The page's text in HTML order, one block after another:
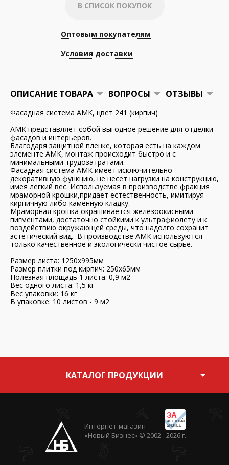
В СПИСОК ПОКУПОК
Оптовым покупателям
Условия доставки
ОПИСАНИЕ ТОВАРА ВОПРОСЫ ОТЗЫВЫ
Фасадная система АМК, цвет 241 (кирпич)
АМК представляет собой выгодное решение для отделки
фасадов и интерьеров.
Благодаря защитной пленке, которая есть на каждом
элементе АМК, монтаж происходит быстро и с
минимальными трудозатратами.
Фасадная система АМК имеет исключительно
декоративную функцию, не несет нагрузки на конструкцию,
имея легкий вес. Используемая в производстве фракция
мраморной крошки,придает естественность, имитируя
кирпичную либо каменную кладку.
Мраморная крошка окрашивается железоокисными
пигментами, достаточно стойкими к ультрафиолету и к
воздействию окружающей среды, что надолго сохранит
эстетический вид. В производстве АМК используются
только качественное и экологически чистое сырье.
Размер листа: 1250х995мм
Размер плитки под кирпич: 250х65мм
Полезная площадь 1 листа: 0,9 м2
Вес одного листа: 1,5 кг
Вес упаковки: 16 кг
В упаковке: 10 листов - 9 м2
КАТАЛОГ ПРОДУКЦИИ
ЗА
ЧЕСТНЫЙ
БИЗНЕС
Интернет-магазин
«Новый Бизнес» © 2002 - 2026 г.